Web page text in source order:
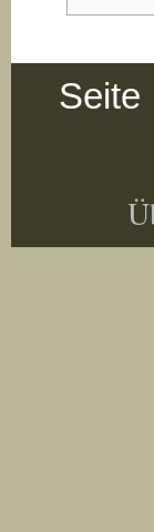
Seite